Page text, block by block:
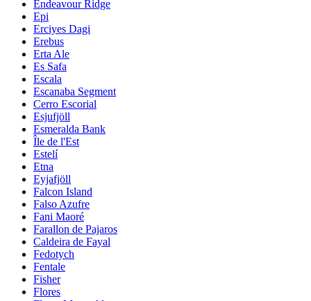
Endeavour Ridge
Epi
Erciyes Dagi
Erebus
Erta Ale
Es Safa
Escala
Escanaba Segment
Cerro Escorial
Esjufjöll
Esmeralda Bank
Île de l'Est
Estelí
Etna
Eyjafjöll
Falcon Island
Falso Azufre
Fani Maoré
Farallon de Pajaros
Caldeira de Fayal
Fedotych
Fentale
Fisher
Flores